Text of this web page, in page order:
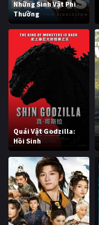
Những Sinh Vật Phi
Thường
Quái Vật Godzilla:
Hồi Sinh